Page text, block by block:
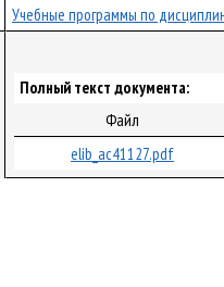
Учебные программы по
Полный текст документа:
Файл
elib_ac41127.pdf